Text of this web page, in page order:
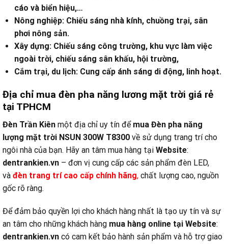
cáo và biển hiệu,…
Nông nghiệp: Chiếu sáng nhà kính, chuồng trại, sân
phơi nông sản.
Xây dựng: Chiếu sáng công trường, khu vực làm việc
ngoài trời, chiếu sáng sân khấu, hội trường,
Cắm trại, du lịch: Cung cấp ánh sáng di động, linh hoạt.
Địa chỉ mua đèn pha năng lương mặt trời giá rẻ
tại TPHCM
Đèn Trần Kiên một địa chỉ uy tín để mua Đèn pha năng
lượng mặt trời NSUN 300W T8300 về sử dụng trang trí cho
ngôi nhà của bạn. Hãy an tâm mua hàng tại Website:
dentrankien.vn – đơn vị cung cấp các sản phẩm đèn LED,
và đèn trang trí cao cấp chính hãng, chất lượng cao, nguồn
gốc rõ ràng.
Để đảm bảo quyền lợi cho khách hàng nhất là tạo uy tín và sự
an tâm cho những khách hàng mua hàng online tại Website:
dentrankien.vn có cam kết bảo hành sản phẩm và hỗ trợ giao